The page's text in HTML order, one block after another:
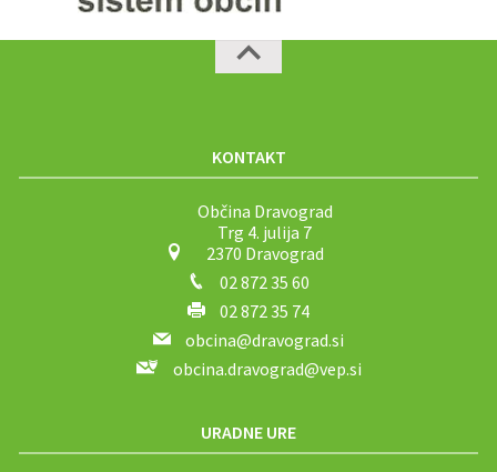
KONTAKT
Občina Dravograd
Trg 4. julija 7
2370 Dravograd
02 872 35 60
02 872 35 74
obcina@dravograd.si
obcina.dravograd@vep.si
URADNE URE